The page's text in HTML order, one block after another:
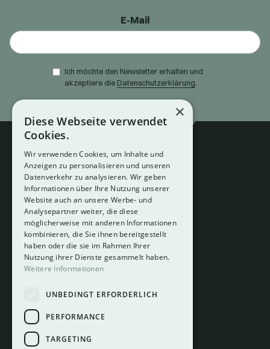
E-Mail
Ich möchte den Newsletter erhalten und
akzeptiere die Datenschutzerklärung.
About
Hotelberatung
Mediadaten
Instagram
LinkedIn
×
Diese Webseite verwendet
Cookies.
Wir verwenden Cookies, um Inhalte und
Anzeigen zu personalisieren und unseren
Datenverkehr zu analysieren. Wir geben
Informationen über Ihre Nutzung unserer
Website auch an unsere Werbe- und
Analysepartner weiter, die diese
möglicherweise mit anderen Informationen
kombinieren, die Sie ihnen bereitgestellt
haben oder die sie im Rahmen Ihrer
Nutzung ihrer Dienste gesammelt haben.
Weitere Informationen
UNBEDINGT ERFORDERLICH
PERFORMANCE
TARGETING